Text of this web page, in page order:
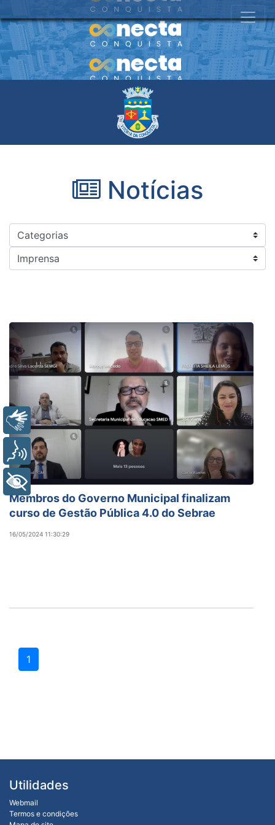
Notícias
Membros do Governo Municipal finalizam
curso de Gestão Pública 4.0 do Sebrae
16/05/2024 11:30:29
1
Utilidades
Webmail
Termos e condições
Libras
Voz
+ Acessibilidade